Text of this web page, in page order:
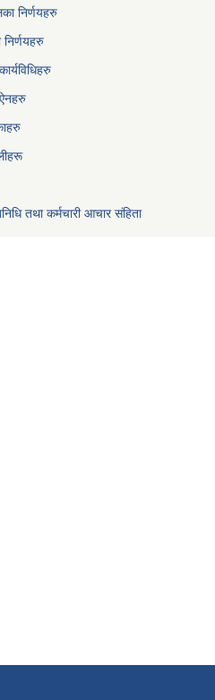
निर्णयहरु
रु
तथा कर्मचारी आचार संहिता